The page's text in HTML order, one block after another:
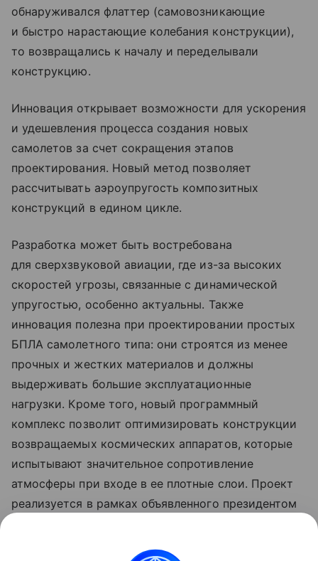
обнаруживался флаттер (самовозникающие
и быстро нарастающие колебания конструкции),
то возвращались к началу и переделывали
конструкцию.
Инновация открывает возможности для ускорения
и удешевления процесса создания новых
самолетов за счет сокращения этапов
проектирования. Новый метод позволяет
рассчитывать аэроупругость композитных
конструкций в едином цикле.
Разработка может быть востребована
для сверхзвуковой авиации, где из-за высоких
скоростей угрозы, связанные с динамической
упругостью, особенно актуальны. Также
инновация полезна при проектировании простых
БПЛА самолетного типа: они строятся из менее
прочных и жестких материалов и должны
выдерживать большие эксплуатационные
нагрузки. Кроме того, новый программный
комплекс позволит оптимизировать конструкции
возвращаемых космических аппаратов, которые
испытывают значительное сопротивление
атмосферы при входе в ее плотные слои. Проект
реализуется в рамках объявленного президентом